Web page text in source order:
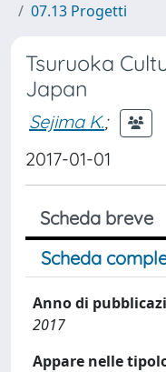
07.13 Progetti
Tsuruoka
Japan
Sejima K.;
2017-01-01
Scheda breve
Scheda
Anno di
2017
Appare nelle